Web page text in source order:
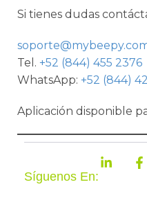
Si tienes dudas
Tel. +52 (844) 455 2376
WhatsApp: +52 (844)
Aplicación disponible
Síguenos En: